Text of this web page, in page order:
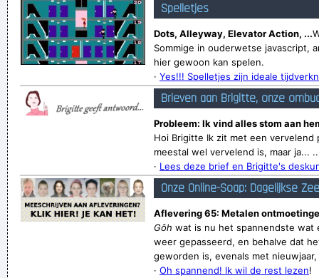
Spelletjes
Dots, Alleyway, Elevator Action, ...
Sommige in ouderwetse javascript,
hier gewoon kan spelen.
· Yes!!! Spelletjes zijn ideale
Brieven aan Brigitte, onze
Probleem: Ik vind alles stom aan
Hoi Brigitte Ik zit met een
meestal wel vervelend is, maar ja...
· Lees deze brief en Brigitte's
Onze Online-Soap: Dagelijkse
Aflevering 65: Metalen
Gôh wat is nu het spannendste wat
weer gepasseerd, en behalve dat
geworden is, evenals met
· Oh spannend! Ik wil de rest lezen!